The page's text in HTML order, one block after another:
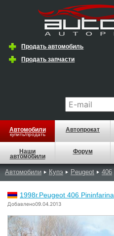
Продать автомобиль
Продать запчасти
Автомобили
купить/продать
Автопрокат
Наши
автомобили
Форум
Автомобили Купэ Peugeot 406
1998г.Peugeot 406 Pininfarina
Добавлено09.04.2013